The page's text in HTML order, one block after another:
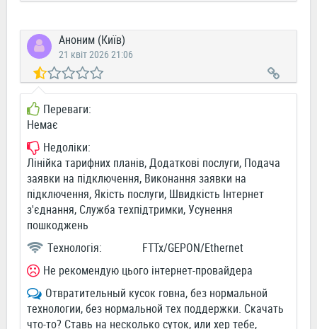
Аноним (Київ)
21 квіт 2026 21:06
Переваги:
Немає
Недоліки:
Лінійка тарифних планів, Додаткові послуги, Подача
заявки на підключення, Виконання заявки на
підключення, Якість послуги, Швидкість Інтернет
з'єднання, Служба техпідтримки, Усунення
пошкоджень
Технологія:
FTTx/GEPON/Ethernet
Не рекомендую цього інтернет-провайдера
Отвратительный кусок говна, без нормальной
технологии, без нормальной тех поддержки. Скачать
что-то? Ставь на несколько суток, или хер тебе,